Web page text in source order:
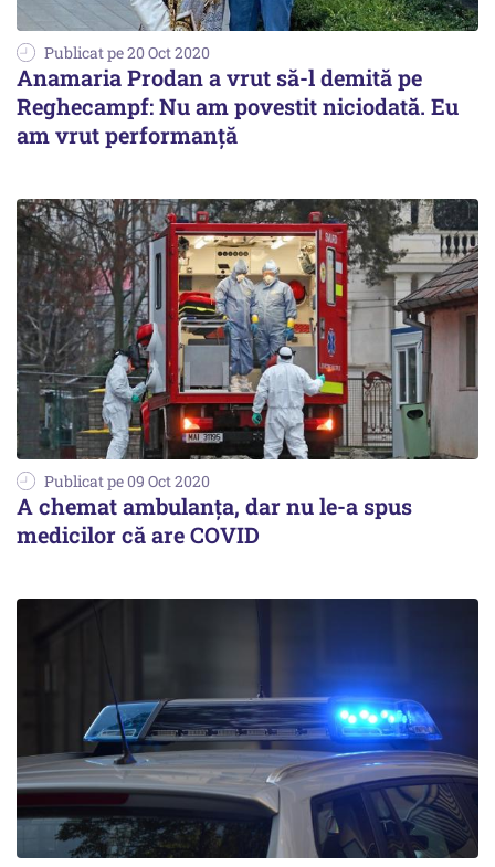
Publicat pe 20 Oct 2020
Anamaria Prodan a vrut să-l demită pe
Reghecampf: Nu am povestit niciodată. Eu
am vrut performanță
Publicat pe 09 Oct 2020
A chemat ambulanța, dar nu le-a spus
medicilor că are COVID